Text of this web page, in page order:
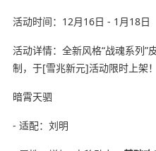
活动时间：12月16日 - 1月18日
活动详情：全新风格“战魂系列”
制，于[雪兆新元]活动限时上架！
暗霄天驷
- 适配：刘明